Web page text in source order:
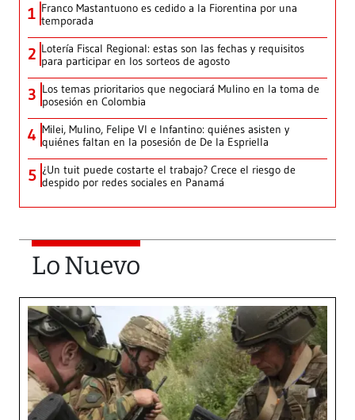
1 Franco Mastantuono es cedido a la Fiorentina por una
temporada
2 Lotería Fiscal Regional: estas son las fechas y requisitos
para participar en los sorteos de agosto
3 Los temas prioritarios que negociará Mulino en la toma de
posesión en Colombia
4 Milei, Mulino, Felipe VI e Infantino: quiénes asisten y
quiénes faltan en la posesión de De la Espriella
5 ¿Un tuit puede costarte el trabajo? Crece el riesgo de
despido por redes sociales en Panamá
Lo Nuevo